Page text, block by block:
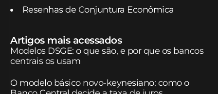
Resenhas de Conjuntura Econômica
Artigos mais acessados
Modelos DSGE: o que são, e por que os bancos
centrais os usam
O modelo básico novo-keynesiano: como o